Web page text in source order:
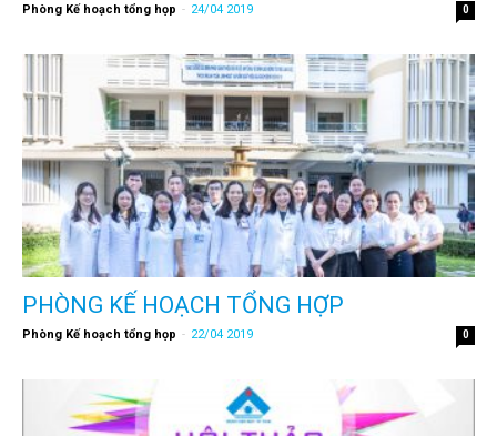
Phòng Kế hoạch tổng họp - 24/04 2019 0
PHÒNG KẾ HOẠCH TỔNG HỢP
Phòng Kế hoạch tổng họp - 22/04 2019 0